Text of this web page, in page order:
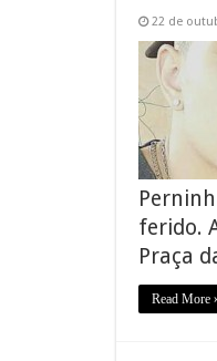
22 de
ferido.
Praça
Read More